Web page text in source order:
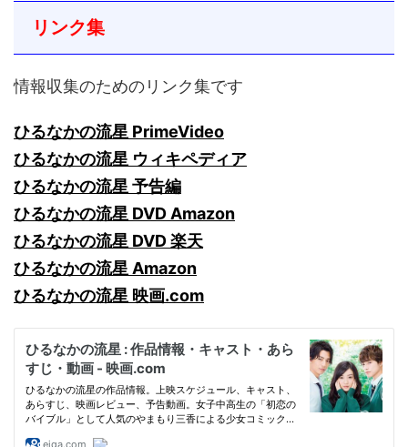
リンク集
情報収集のためのリンク集です
ひるなかの流星 PrimeVideo
ひるなかの流星 ウィキペディア
ひるなかの流星 予告編
ひるなかの流星 DVD Amazon
ひるなかの流星 DVD 楽天
ひるなかの流星 Amazon
ひるなかの流星 映画.com